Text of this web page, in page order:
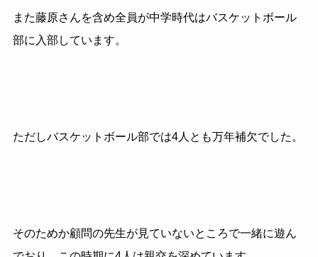
また藤原さんを含め全員が中学時代はバスケットボール
部に入部しています。
ただしバスケットボール部では4人とも万年補欠でした。
そのためか顧問の先生が見ていないところで一緒に遊ん